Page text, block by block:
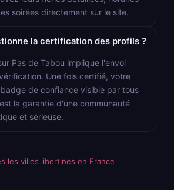
soirées directement sur le site.
la certification des profils ?
Pas de Tabou implique l'envoi
Une fois certifié, votre
de confiance visible par tous
la garantie d'une communauté
et sérieuse.
les villes libertines en France